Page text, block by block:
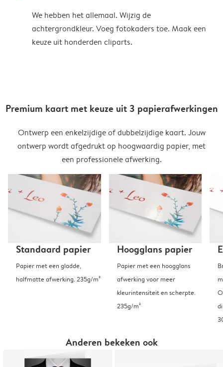
We hebben het allemaal. Wijzig de
achtergrondkleur. Voeg fotokaders toe. Maak een
keuze uit honderden cliparts.
Premium kaart met keuze uit 3 papierafwerkingen
Ontwerp een enkelzijdige of dubbelzijdige kaart. Jouw
ontwerp wordt afgedrukt op hoogwaardig papier, met
een professionele afwerking.
Standaard papier
Papier met een gladde,
halfmatte afwerking. 235g/m²
Hoogglans papier
Papier met een hoogglans
afwerking voor meer
kleurintensiteit en scherpte.
235g/m²
Anderen bekeken ook